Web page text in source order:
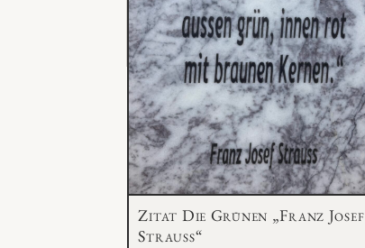
Zitat Die Grünen „Franz Josef
Strauss“